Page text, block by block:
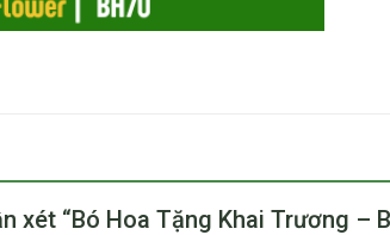
xét “Bó Hoa Tặng Khai Trương –